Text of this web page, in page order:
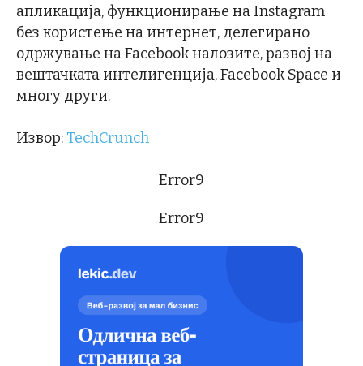
апликација, функционирање на Instagram
без користење на интернет, делегирано
одржување на Facebook налозите, развој на
вештачката интелигенција, Facebook Space и
многу други.
Извор: TechCrunch
Error9
Error9